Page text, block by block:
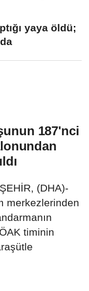
yaya öldü;
187'nci
(DHA)-
merkezlerinden
timinin